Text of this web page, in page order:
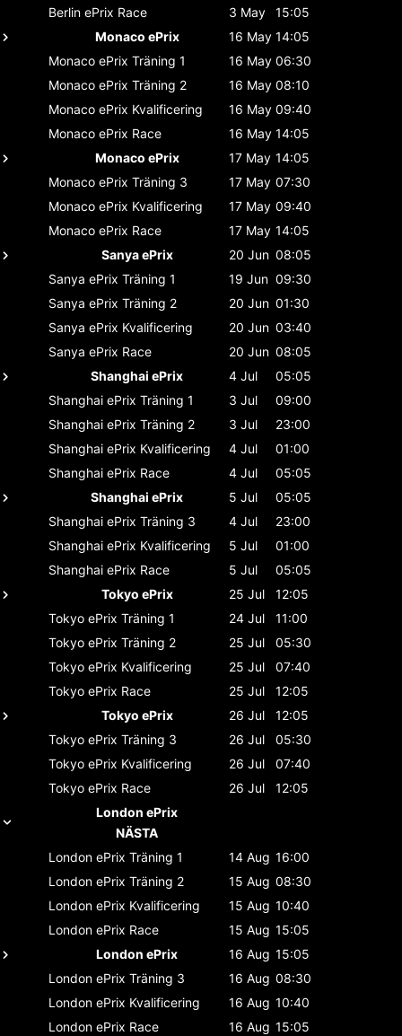
Berlin ePrix Race 3 May
15:05
Monaco ePrix
16 May 14:05
Monaco ePrix Träning 1 16 May 06:30
Monaco ePrix Träning 2 16 May 08:10
Monaco ePrix Kvalificering 16 May 09:40
Monaco ePrix Race 16 May 14:05
Monaco ePrix
17 May 14:05
Monaco ePrix Träning 3 17 May 07:30
Monaco ePrix Kvalificering 17 May 09:40
Monaco ePrix Race 17 May 14:05
Sanya ePrix
20 Jun 08:05
Sanya ePrix Träning 1 19 Jun 09:30
Sanya ePrix Träning 2 20 Jun 01:30
Sanya ePrix Kvalificering 20 Jun 03:40
Sanya ePrix Race 20 Jun 08:05
Shanghai ePrix
4 Jul
05:05
Shanghai ePrix Träning 1 3 Jul
09:00
Shanghai ePrix Träning 2 3 Jul
23:00
Shanghai ePrix Kvalificering 4 Jul
01:00
Shanghai ePrix Race 4 Jul
05:05
Shanghai ePrix
5 Jul
05:05
Shanghai ePrix Träning 3 4 Jul
23:00
Shanghai ePrix Kvalificering 5 Jul
01:00
Shanghai ePrix Race 5 Jul
05:05
Tokyo ePrix
25 Jul
12:05
Tokyo ePrix Träning 1 24 Jul
11:00
Tokyo ePrix Träning 2 25 Jul
05:30
Tokyo ePrix Kvalificering 25 Jul
07:40
Tokyo ePrix Race 25 Jul
12:05
Tokyo ePrix
26 Jul
12:05
Tokyo ePrix Träning 3 26 Jul
05:30
Tokyo ePrix Kvalificering 26 Jul
07:40
Tokyo ePrix Race 26 Jul
12:05
London ePrix
NÄSTA
London ePrix Träning 1 14 Aug 16:00
London ePrix Träning 2 15 Aug 08:30
London ePrix Kvalificering 15 Aug 10:40
London ePrix Race 15 Aug 15:05
London ePrix
16 Aug 15:05
London ePrix Träning 3 16 Aug 08:30
London ePrix Kvalificering 16 Aug 10:40
London ePrix Race 16 Aug 15:05